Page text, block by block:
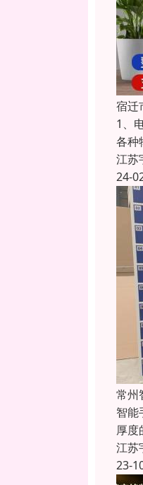
宿迁
1、
各种
江苏
24-
常州
智能
厚度
江苏
23-